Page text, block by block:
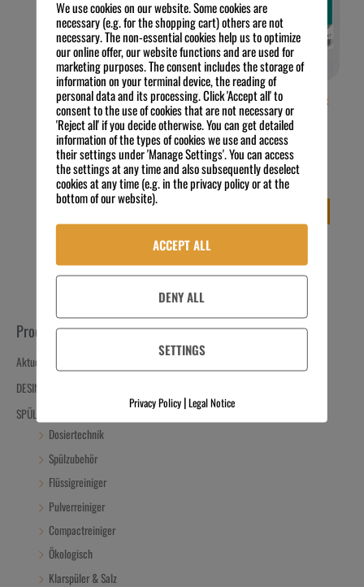
Produkt-Kategorien
Aktuelle Angebote
DESINFIZIEREN
SPÜLEN
Dosiertechnik
Spülzubehör
Flüssigreiniger
Pulverreiniger
Compactreiniger
Ökologisch
Klarspüler & Salz
etolit Tripp Spülmittel 4 x 10 L
Kanister
78,88€ Preis zzgl. MwSt.
1,97€/ l
exkl. 19 % MwSt.
Kostenloser Versand
IN DEN WARENKORB
etolit Geschirrspülmittel 4 x
10 L Kanister
106,44€ Preis zzgl. MwSt.
2,66€/l
exkl. 19 % MwSt.
Kostenloser Versand
We use cookies on our website. Some cookies are
necessary (e.g. for the shopping cart) others are not
necessary. The non-essential cookies help us to optimize
our online offer, our website functions and are used for
marketing purposes. The consent includes the storage of
information on your terminal device, the reading of
personal data and its processing. Click 'Accept all' to
consent to the use of cookies that are not necessary or
'Reject all' if you decide otherwise. You can get detailed
information of the types of cookies we use and access
their settings under 'Manage Settings'. You can access
the settings at any time and also subsequently deselect
cookies at any time (e.g. in the privacy policy or at the
bottom of our website).
ACCEPT ALL
DENY ALL
SETTINGS
Privacy Policy|Legal Notice